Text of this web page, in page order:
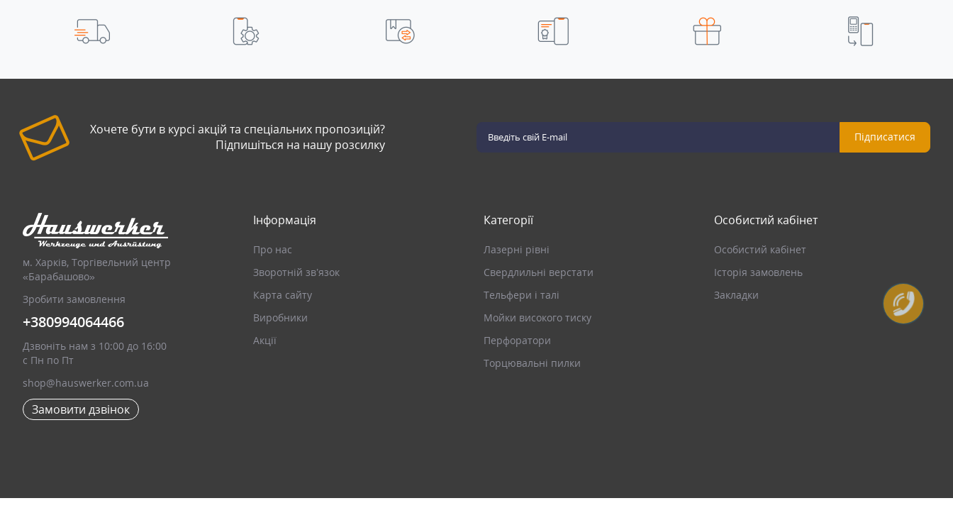
Хочете бути в курсі акцій та спеціальних пропозицій?
Підпишіться на нашу розсилку
Підписатися
м. Харків, Торгівельний центр
«Барабашово»
Зробити замовлення
+380994064466
Дзвоніть нам з 10:00 до 16:00
с Пн по Пт
shop@hauswerker.com.ua
Замовити дзвінок
Інформація
Про нас
Зворотній зв’язок
Карта сайту
Виробники
Акції
Категорії
Лазерні рівні
Свердлильні верстати
Тельфери і талі
Мойки високого тиску
Перфоратори
Торцювальні пилки
Особистий кабінет
Особистий кабінет
Історія замовлень
Закладки